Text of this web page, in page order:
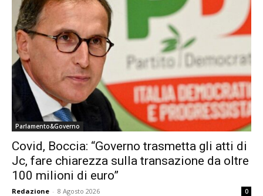
Parlamento&Governo
Covid, Boccia: “Governo trasmetta gli atti di
Jc, fare chiarezza sulla transazione da oltre
100 milioni di euro”
Redazione - 8 Agosto 2026 0